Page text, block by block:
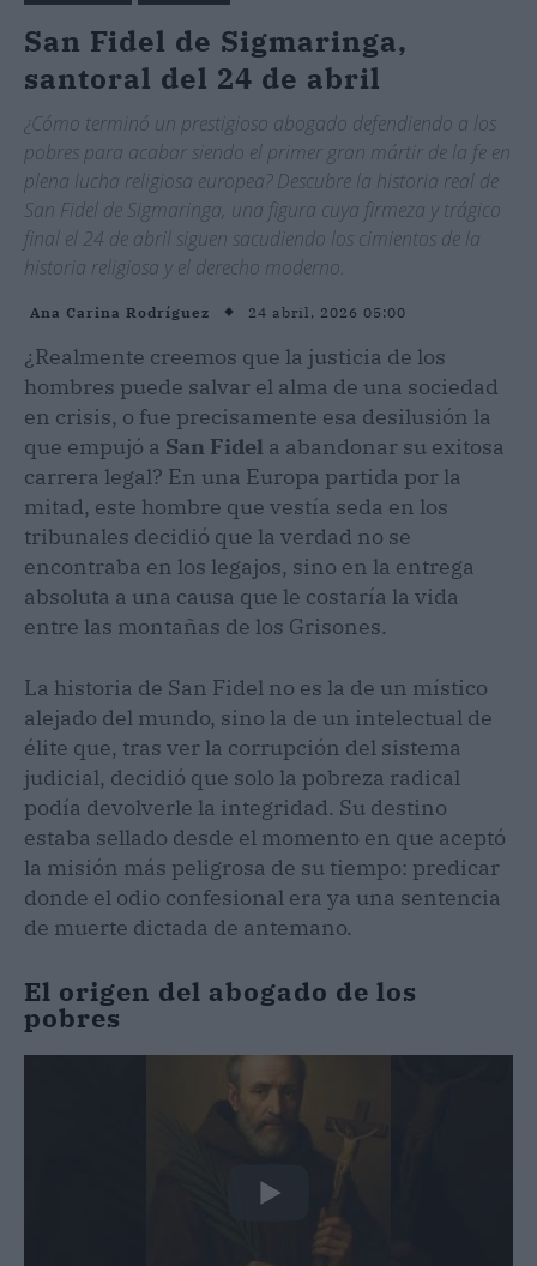
San Fidel de Sigmaringa,
santoral del 24 de abril
¿Cómo terminó un prestigioso abogado defendiendo a los
pobres para acabar siendo el primer gran mártir de la fe en
plena lucha religiosa europea? Descubre la historia real de
San Fidel de Sigmaringa, una figura cuya firmeza y trágico
final el 24 de abril siguen sacudiendo los cimientos de la
historia religiosa y el derecho moderno.
Ana Carina Rodríguez 24 abril, 2026 05:00
¿Realmente creemos que la justicia de los
hombres puede salvar el alma de una sociedad
en crisis, o fue precisamente esa desilusión la
que empujó a San Fidel a abandonar su exitosa
carrera legal? En una Europa partida por la
mitad, este hombre que vestía seda en los
tribunales decidió que la verdad no se
encontraba en los legajos, sino en la entrega
absoluta a una causa que le costaría la vida
entre las montañas de los Grisones.
La historia de San Fidel no es la de un místico
alejado del mundo, sino la de un intelectual de
élite que, tras ver la corrupción del sistema
judicial, decidió que solo la pobreza radical
podía devolverle la integridad. Su destino
estaba sellado desde el momento en que aceptó
la misión más peligrosa de su tiempo: predicar
donde el odio confesional era ya una sentencia
de muerte dictada de antemano.
El origen del abogado de los
pobres